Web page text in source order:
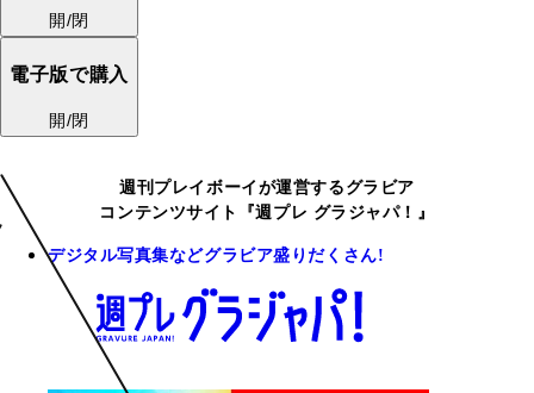
開/閉
電子版で購入
開/閉
週刊プレイボーイが運営するグラビア
コンテンツサイト『週プレ グラジャパ！』
デジタル写真集などグラビア盛りだくさん!